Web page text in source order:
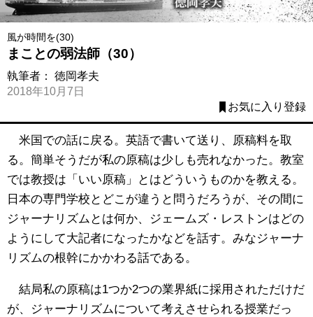
風が時間を(30)
まことの弱法師（30）
執筆者： 徳岡孝夫
2018年10月7日
お気に入り登録
米国での話に戻る。英語で書いて送り、原稿料を取
る。簡単そうだが私の原稿は少しも売れなかった。教室
では教授は「いい原稿」とはどういうものかを教える。
日本の専門学校とどこが違うと問うだろうが、その間に
ジャーナリズムとは何か、ジェームズ・レストンはどの
ようにして大記者になったかなどを話す。みなジャーナ
リズムの根幹にかかわる話である。
結局私の原稿は1つか2つの業界紙に採用されただけだ
が、ジャーナリズムについて考えさせられる授業だっ